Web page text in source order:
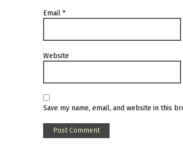
Email *
Website
Save my name, email, and website in this